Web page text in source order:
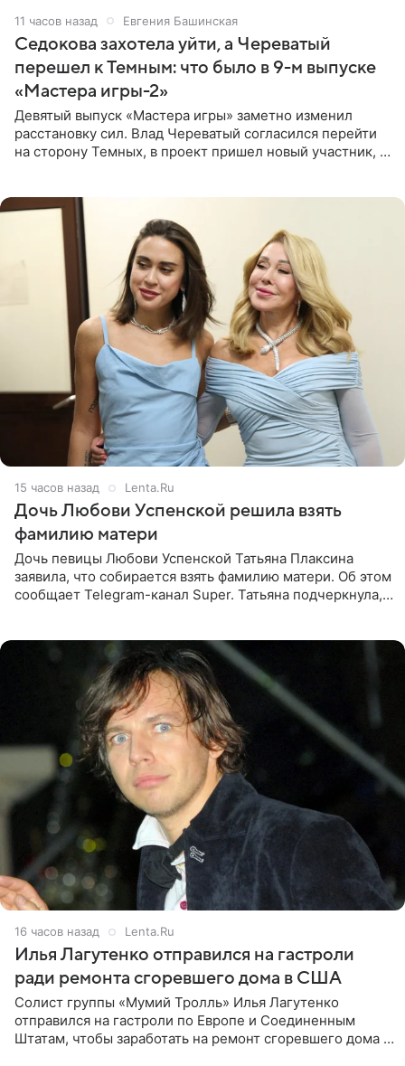
11 часов назад Евгения Башинская
Седокова захотела уйти, а Череватый
перешел к Темным: что было в 9-м выпуске
«Мастера игры-2»
Девятый выпуск «Мастера игры» заметно изменил
расстановку сил. Влад Череватый согласился перейти
на сторону Темных, в проект пришел новый участник, а
15 часов назад Lenta.Ru
Дочь Любови Успенской решила взять
фамилию матери
Дочь певицы Любови Успенской Татьяна Плаксина
заявила, что собирается взять фамилию матери. Об этом
сообщает Telegram-канал Super. Татьяна подчеркнула,
16 часов назад Lenta.Ru
Илья Лагутенко отправился на гастроли
ради ремонта сгоревшего дома в США
Солист группы «Мумий Тролль» Илья Лагутенко
отправился на гастроли по Европе и Соединенным
Штатам, чтобы заработать на ремонт сгоревшего дома в